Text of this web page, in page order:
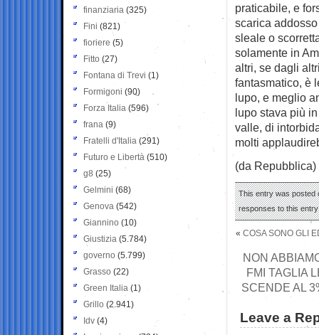
praticabile, e
scarica
sleale o
solamente in
altri, se dagli
fantasmatico, è
lupo, e meglio
lupo stava più
valle, di
molti
(da Repubblica)
This entry was posted
responses to this
« COSA SONO GLI
NON
FMI TAGLIA
SCENDE AL
Leave a
finanziaria (325)
Fini (821)
fioriere (5)
Fitto (27)
Fontana di Trevi (1)
Formigoni (90)
Forza Italia (596)
frana (9)
Fratelli d'Italia (291)
Futuro e Libertà (510)
g8 (25)
Gelmini (68)
Genova (542)
Giannino (10)
Giustizia (5.784)
governo (5.799)
Grasso (22)
Green Italia (1)
Grillo (2.941)
Idv (4)